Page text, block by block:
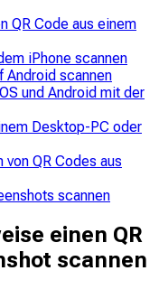
QR Code aus einem
iPhone scannen
Android scannen
und Android mit der
Desktop-PC oder
QR Codes aus
scannen
einen QR
scannen